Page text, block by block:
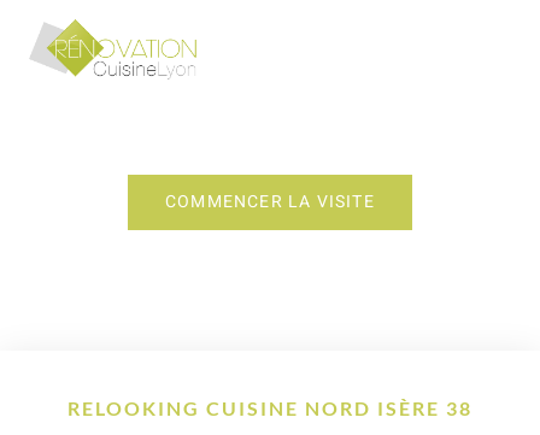
COMMENCER LA VISITE
RELOOKING CUISINE NORD ISÈRE 38